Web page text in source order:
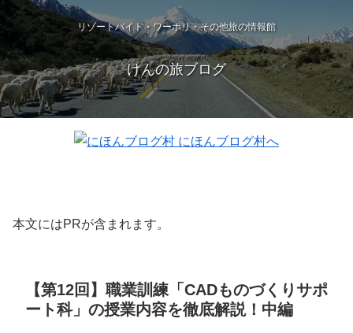
リゾートバイト・ワーホリ・その他旅の情報館
けんの旅ブログ
本文にはPRが含まれます。
【第12回】職業訓練「CADものづくりサポ
ート科」の授業内容を徹底解説！中編